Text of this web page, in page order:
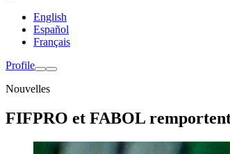
English
Español
Français
Profile
Nouvelles
FIFPRO et FABOL